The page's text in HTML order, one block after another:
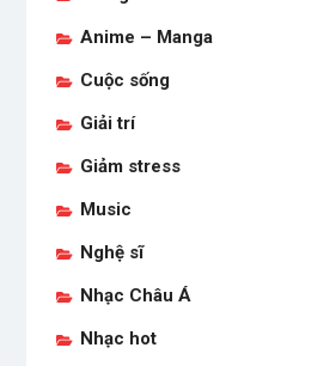
Anime – Manga
Cuộc sống
Giải trí
Giảm stress
Music
Nghệ sĩ
Nhạc Châu Á
Nhạc hot